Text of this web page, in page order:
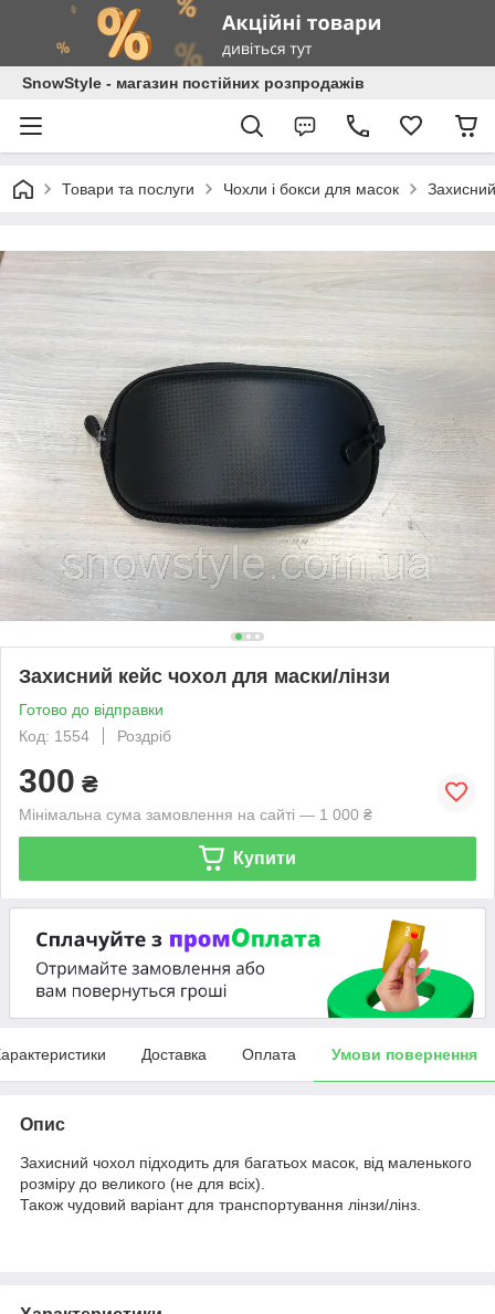
SnowStyle - магазин постійних розпродажів
Товари та послуги Чохли і бокси для масок
Захисний кейс чохол для маски/лінзи
Готово до відправки
Код: 1554
Роздріб
300 ₴
Мінімальна сума замовлення на сайті — 1 000 ₴
Купити
Доставка Оплата Умови повернення
Опис
Захисний чохол підходить для багатьох масок, від маленького
розміру до великого (не для всіх).
Також чудовий варіант для транспортування лінзи/лінз.